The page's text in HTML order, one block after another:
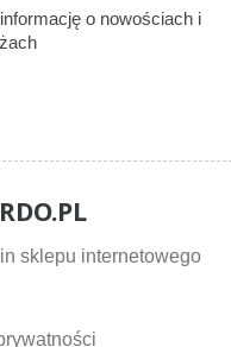
o nowościach i
sklepu internetowego